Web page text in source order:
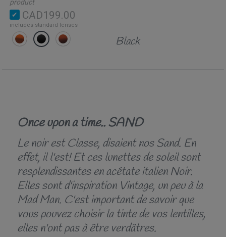
product
CAD199.00
includes standard lenses
Black
Once upon a time.. SAND
Le noir est Classe, disaient nos Sand. En
effet, il l'est! Et ces lunettes de soleil sont
resplendissantes en acétate italien Noir.
Elles sont d'inspiration Vintage, un peu à la
Mad Man. C'est important de savoir que
vous pouvez choisir la tinte de vos lentilles,
elles n'ont pas à être verdâtres.